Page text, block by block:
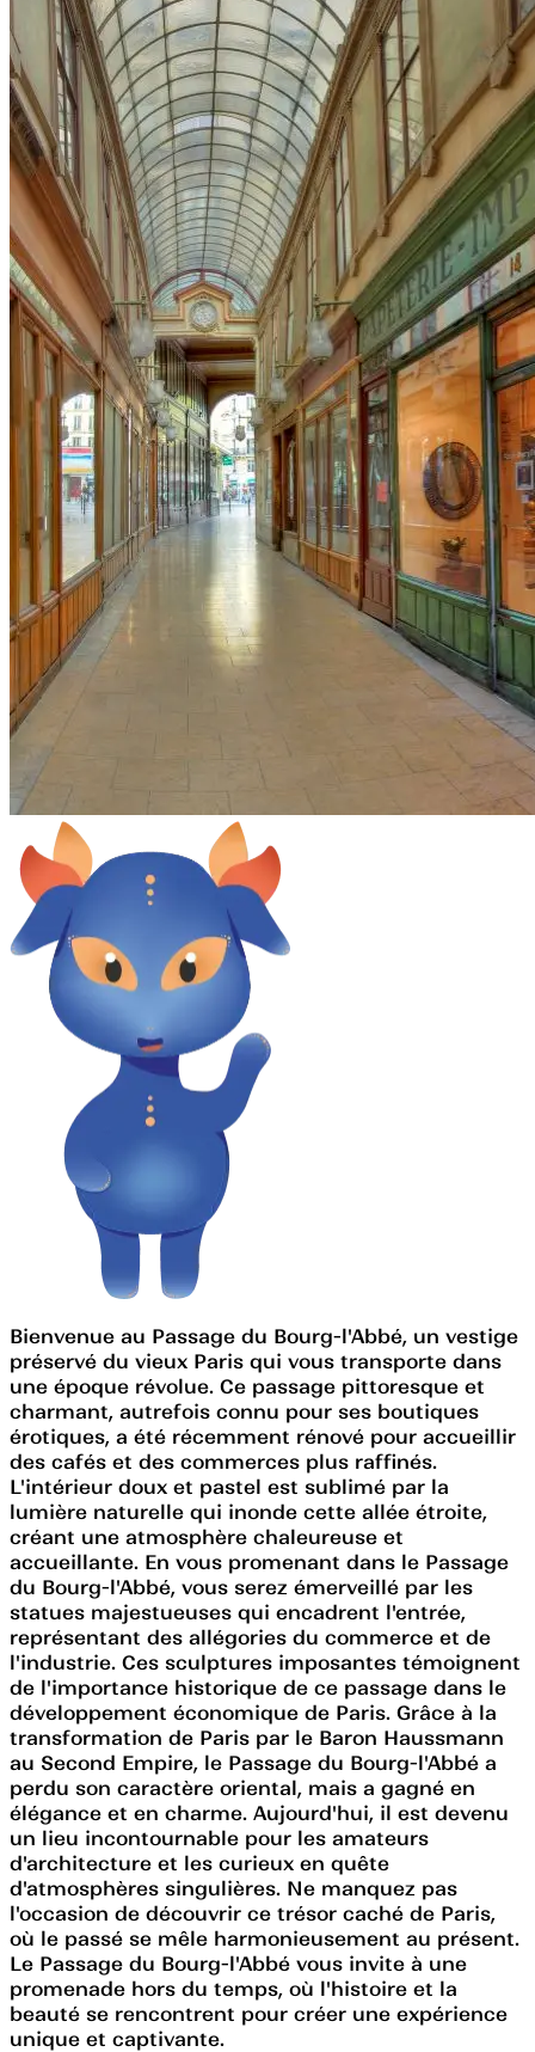
Bienvenue au Passage du Bourg-l'Abbé, un vestige
préservé du vieux Paris qui vous transporte dans
une époque révolue. Ce passage pittoresque et
charmant, autrefois connu pour ses boutiques
érotiques, a été récemment rénové pour accueillir
des cafés et des commerces plus raffinés.
L'intérieur doux et pastel est sublimé par la
lumière naturelle qui inonde cette allée étroite,
créant une atmosphère chaleureuse et
accueillante. En vous promenant dans le Passage
du Bourg-l'Abbé, vous serez émerveillé par les
statues majestueuses qui encadrent l'entrée,
représentant des allégories du commerce et de
l'industrie. Ces sculptures imposantes témoignent
de l'importance historique de ce passage dans le
développement économique de Paris. Grâce à la
transformation de Paris par le Baron Haussmann
au Second Empire, le Passage du Bourg-l'Abbé a
perdu son caractère oriental, mais a gagné en
élégance et en charme. Aujourd'hui, il est devenu
un lieu incontournable pour les amateurs
d'architecture et les curieux en quête
d'atmosphères singulières. Ne manquez pas
l'occasion de découvrir ce trésor caché de Paris,
où le passé se mêle harmonieusement au présent.
Le Passage du Bourg-l'Abbé vous invite à une
promenade hors du temps, où l'histoire et la
beauté se rencontrent pour créer une expérience
unique et captivante.